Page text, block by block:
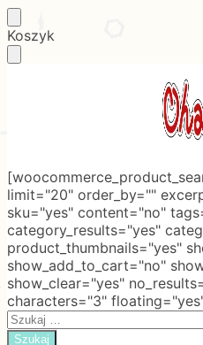
Skip
to
Skip
to
Koszyk
limit="20" order_by=""
sku="yes" content="no"
category_results="yes"
product_thumbnails="yes"
show_add_to_cart="no"
show_clear="yes"
characters="3"
Search
for: